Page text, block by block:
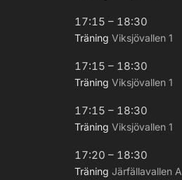
17:15 – 18:30
Träning Viksjövallen 1
17:15 – 18:30
Träning Viksjövallen 1
17:15 – 18:30
Träning Viksjövallen 1
17:20 – 18:30
Träning Järfällavallen A